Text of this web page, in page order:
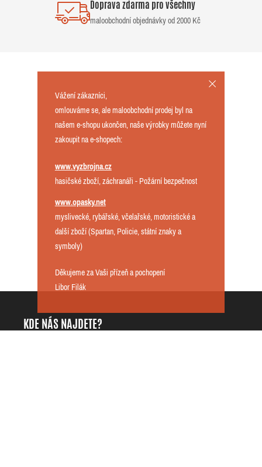
Doprava zdarma pro všechny
maloobchodní objednávky od 2000 Kč
KDE NÁS NAJDETE?
Vážení zákazníci,
omlouváme se, ale maloobchodní prodej byl na
našem e-shopu ukončen, naše výrobky můžete nyní
zakoupit na e-shopech:
www.vyzbrojna.cz
hasičské zboží, záchranáři - Požární bezpečnost
www.opasky.net
myslivecké, rybářské, včelařské, motoristické a
další zboží (Spartan, Policie, státní znaky a
symboly)
Děkujeme za Vaši přízeň a pochopení
Libor Filák